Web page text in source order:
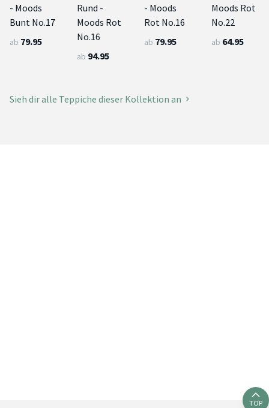
- Moods
Bunt No.17
ab 79.95
Rund -
Moods Rot
No.16
ab 94.95
- Moods
Rot No.16
ab 79.95
Moods Rot
No.22
ab 64.95
Sieh dir alle Teppiche dieser Kollektion an
TOP